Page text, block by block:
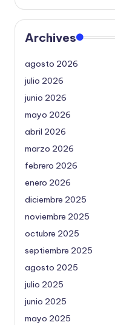
Archives
agosto 2026
julio 2026
junio 2026
mayo 2026
abril 2026
marzo 2026
febrero 2026
enero 2026
diciembre 2025
noviembre 2025
octubre 2025
septiembre 2025
agosto 2025
julio 2025
junio 2025
mayo 2025